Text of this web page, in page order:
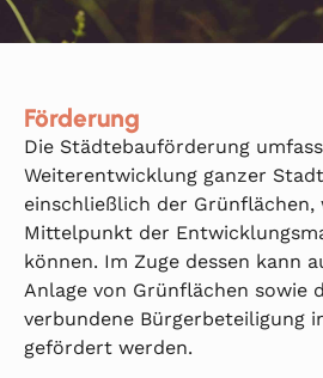
Förderung
Die Städtebauförderung
Weiterentwicklung ganzer
einschließlich der Grünflächen,
Mittelpunkt der
können. Im Zuge dessen kann
Anlage von Grünflächen sowie
verbundene Bürgerbeteiligung
gefördert werden.